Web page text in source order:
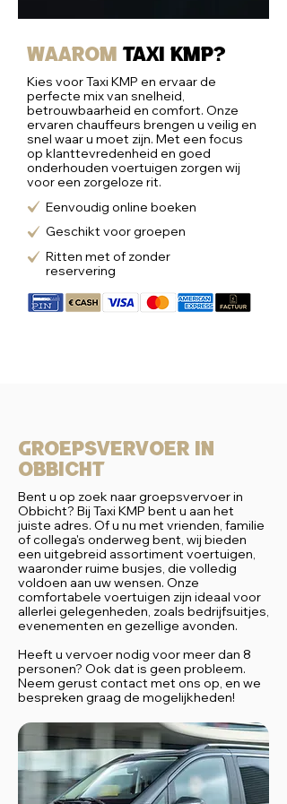
Waarom taxi kmp?
Kies voor Taxi KMP en ervaar de
perfecte mix van snelheid,
betrouwbaarheid en comfort. Onze
ervaren chauffeurs brengen u veilig en
snel waar u moet zijn. Met een focus
op klanttevredenheid en goed
onderhouden voertuigen zorgen wij
voor een zorgeloze rit.
Eenvoudig online boeken
Geschikt voor groepen
Ritten met of zonder
reservering
Groepsvervoer in
Obbicht
Bent u op zoek naar groepsvervoer in
Obbicht? Bij Taxi KMP bent u aan het
juiste adres. Of u nu met vrienden, familie
of collega's onderweg bent, wij bieden
een uitgebreid assortiment voertuigen,
waaronder ruime busjes, die volledig
voldoen aan uw wensen. Onze
comfortabele voertuigen zijn ideaal voor
allerlei gelegenheden, zoals bedrijfsuitjes,
evenementen en gezellige avonden.
Heeft u vervoer nodig voor meer dan 8
personen? Ook dat is geen probleem.
Neem gerust contact met ons op, en we
bespreken graag de mogelijkheden!